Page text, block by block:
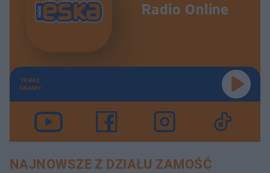
Radio Online
TERAZ
GRAMY
NAJNOWSZE Z DZIAŁU ZAMOŚĆ